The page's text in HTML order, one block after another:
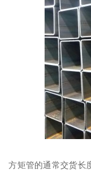
方矩管的通常交货长